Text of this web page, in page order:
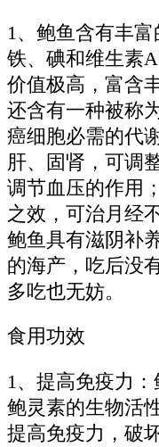
1、鲍鱼含有丰富
铁、碘和维生素
价值极高，富含
还含有一种被称
癌细胞必需的代
肝、固肾，可调
调节血压的作用
之效，可治月经
鲍鱼具有滋阴补
的海产，吃后没
多吃也无妨。
食用功效
1、提高免疫力
鲍灵素的生物活
提高免疫力，破